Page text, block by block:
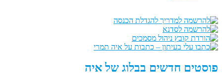
פוסטים חדשים בבלוג של איה